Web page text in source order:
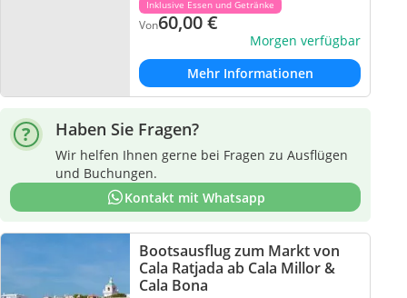
Inklusive Essen und Getränke
Von60,00€
Morgen verfügbar
Mehr Informationen
Haben Sie Fragen?
Wir helfen Ihnen gerne bei Fragen zu Ausflügen
und Buchungen.
Kontakt mit Whatsapp
Bootsausflug zum Markt von
Cala Ratjada ab Cala Millor &
Cala Bona